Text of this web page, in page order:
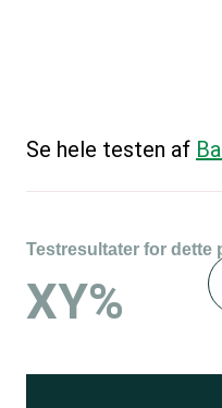
Se hele testen af
Testresultater for dette
XY%